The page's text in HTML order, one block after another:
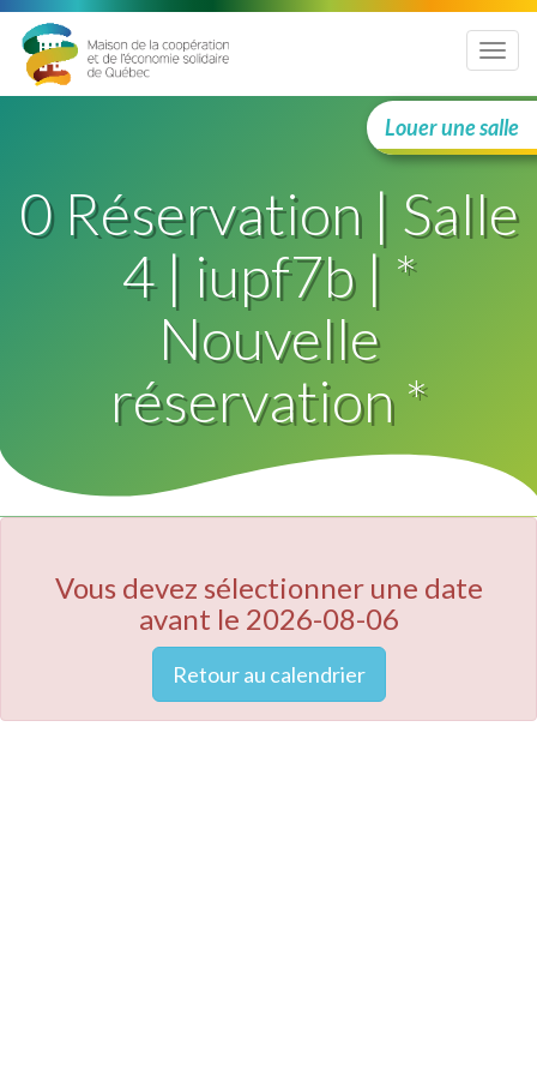
Menu
Louer une salle
0 Réservation | Salle
4 | iupf7b | *
Nouvelle
réservation *
Vous devez sélectionner une date
avant le 2026-08-06
Retour au calendrier